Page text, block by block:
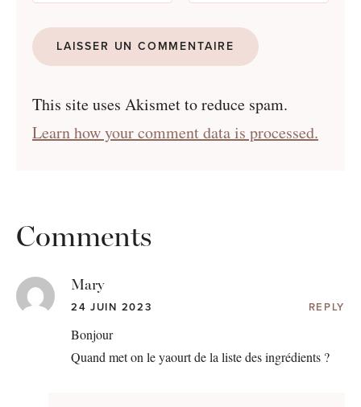
This site uses Akismet to reduce spam.
Learn how your comment data is processed.
Comments
Mary
24 JUIN 2023 REPLY
Bonjour
Quand met on le yaourt de la liste des ingrédients ?